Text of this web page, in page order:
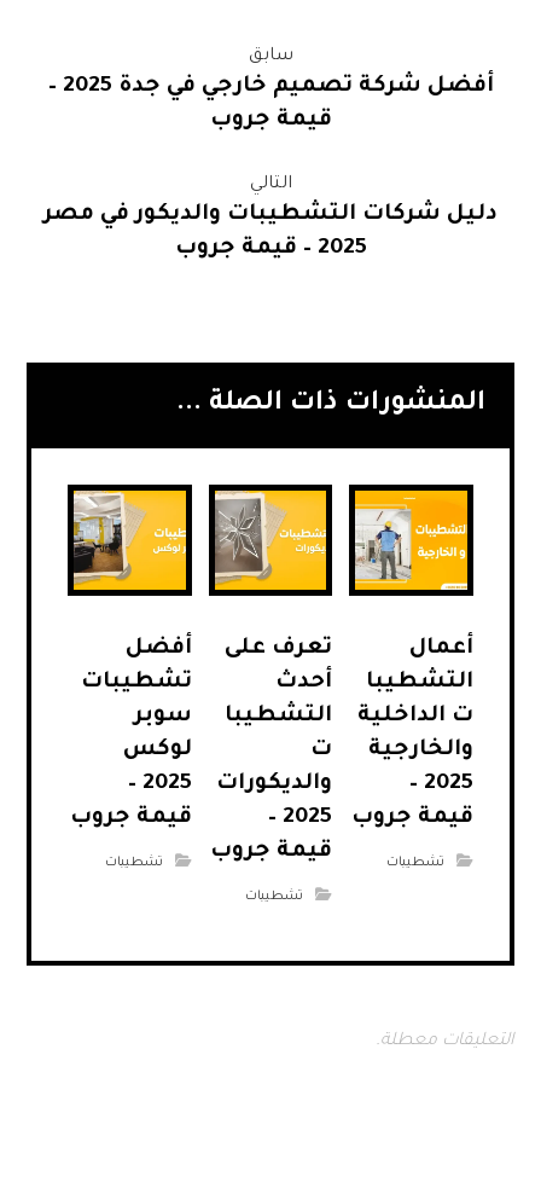
سابق
أفضل شركة تصميم خارجي في جدة 2025 –
قيمة جروب
التالي
دليل شركات التشطيبات والديكور في مصر
2025 – قيمة جروب
المنشورات ذات الصلة ...
أعمال
التشطيبا
ت الداخلية
والخارجية
2025 –
قيمة جروب
تشطيبات
تعرف على
أحدث
التشطيبا
ت
والديكورات
2025 –
قيمة جروب
تشطيبات
أفضل
تشطيبات
سوبر
لوكس
2025 –
قيمة جروب
تشطيبات
التعليقات معطلة.